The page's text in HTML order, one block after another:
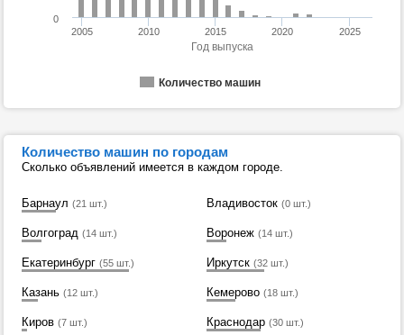
Год выпуска
Количество машин
2005 2010 2015 2020 2025
0
Количество машин по городам
Сколько объявлений имеется в каждом городе.
Барнаул (21 шт.) Владивосток (0 шт.)
Волгоград (14 шт.) Воронеж (14 шт.)
Екатеринбург (55 шт.) Иркутск (32 шт.)
Казань (12 шт.) Кемерово (18 шт.)
Киров (7 шт.) Краснодар (30 шт.)